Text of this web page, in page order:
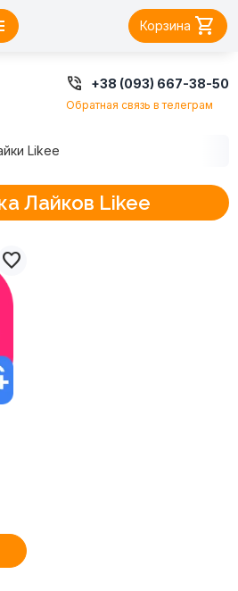
Корзина 
 +38 (093) 667-38-50
Обратная связь в телеграм
Likee
Лайков Likee
